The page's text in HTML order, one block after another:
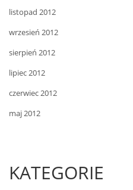
listopad 2012
wrzesień 2012
sierpień 2012
lipiec 2012
czerwiec 2012
maj 2012
KATEGORIE